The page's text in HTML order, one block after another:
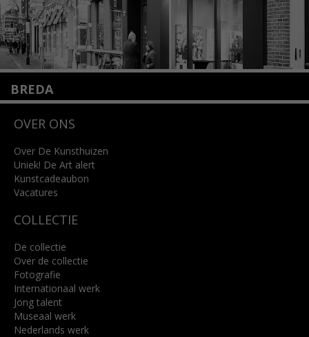
BREDA
4818 SB Breda
info@kunsthuisbreda.nl
Lees meer
OVER ONS
Over De Kunsthuizen
Uniek! De Art alert
Kunstcadeaubon
Vacatures
COLLECTIE
De collectie
Over de collectie
Fotografie
Internationaal werk
Jong talent
Museaal werk
Nederlands werk